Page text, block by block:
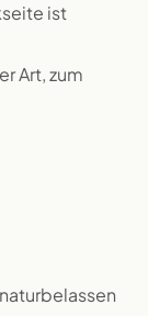
ist
Art, zum